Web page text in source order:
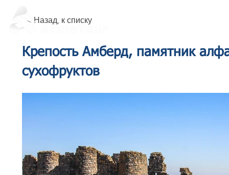
< Назад, к списку
Крепость Амберд, памятник
сухофруктов